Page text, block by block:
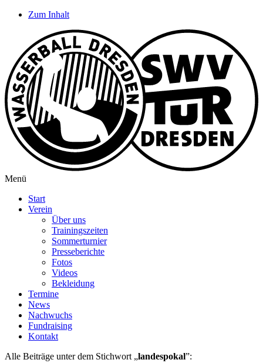
Zum Inhalt
Menü
Start
Verein
Über uns
Trainingszeiten
Sommerturnier
Presseberichte
Fotos
Videos
Bekleidung
Termine
News
Nachwuchs
Fundraising
Kontakt
Alle Beiträge unter dem Stichwort „landespokal”: